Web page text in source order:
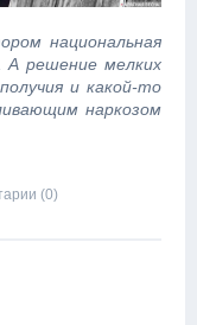
национальная
А решение мелких
и какой-то
наркозом
(0)